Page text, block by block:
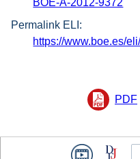
BOE-A-2012-9372
Permalink ELI:
https://www.boe.es/
PDF